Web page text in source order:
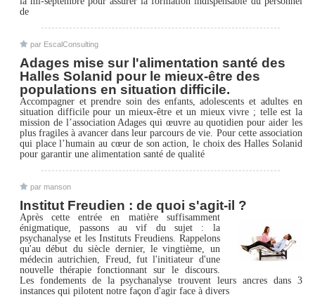
de
par EscalConsulting
Adages mise sur l'alimentation santé des
Halles Solanid pour le mieux-être des
populations en situation difficile.
Accompagner et prendre soin des enfants, adolescents et adultes en
situation difficile pour un mieux-être et un mieux vivre ; telle est la
mission de l’association Adages qui œuvre au quotidien pour aider les
plus fragiles à avancer dans leur parcours de vie. Pour cette association
qui place l’humain au cœur de son action, le choix des Halles Solanid
pour garantir une alimentation santé de qualité
par manson
Institut Freudien : de quoi s'agit-il ?
Après cette entrée en matière suffisamment
énigmatique, passons au vif du sujet : la
psychanalyse et les Instituts Freudiens. Rappelons
qu'au début du siècle dernier, le vingtième, un
médecin autrichien, Freud, fut l'initiateur d'une
nouvelle thérapie fonctionnant sur le discours.
Les fondements de la psychanalyse trouvent leurs ancres dans 3
instances qui pilotent notre façon d'agir face à divers